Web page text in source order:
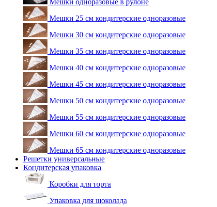
Мешки одноразовые в рулоне
Мешки 25 см кондитерские одноразовые
Мешки 30 см кондитерские одноразовые
Мешки 35 см кондитерские одноразовые
Мешки 40 см кондитерские одноразовые
Мешки 45 см кондитерские одноразовые
Мешки 50 см кондитерские одноразовые
Мешки 55 см кондитерские одноразовые
Мешки 60 см кондитерские одноразовые
Мешки 65 см кондитерские одноразовые
Решетки универсальные
Кондитерская упаковка
Коробки для торта
Упаковка для шоколада